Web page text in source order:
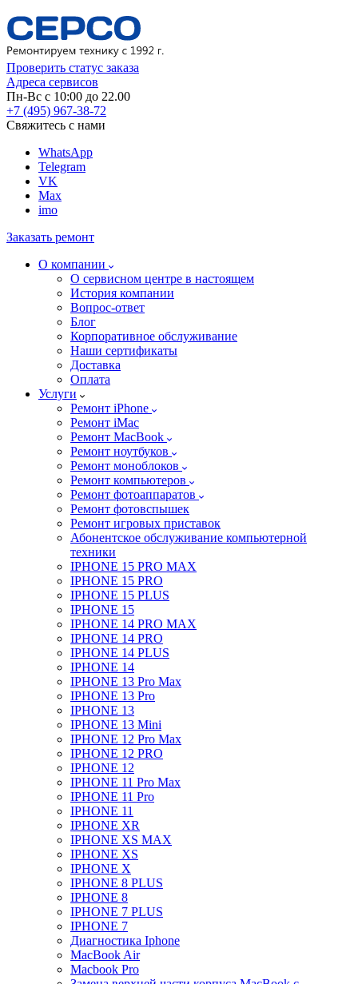
Проверить статус заказа
Адреса сервисов
Пн-Вс с 10:00 до 22.00
+7 (495) 967-38-72
Свяжитесь с нами
WhatsApp
Telegram
VK
Max
imo
Заказать ремонт
О компании
О сервисном центре в настоящем
История компании
Вопрос-ответ
Блог
Корпоративное обслуживание
Наши сертификаты
Доставка
Оплата
Услуги
Ремонт iPhone
Ремонт iMac
Ремонт MacBook
Ремонт ноутбуков
Ремонт моноблоков
Ремонт компьютеров
Ремонт фотоаппаратов
Ремонт фотовспышек
Ремонт игровых приставок
Абонентское обслуживание компьютерной
техники
IPHONE 15 PRO MAX
IPHONE 15 PRO
IPHONE 15 PLUS
IPHONE 15
IPHONE 14 PRO MAX
IPHONE 14 PRO
IPHONE 14 PLUS
IPHONE 14
IPHONE 13 Pro Max
IPHONE 13 Pro
IPHONE 13
IPHONE 13 Mini
IPHONE 12 Pro Max
IPHONE 12 PRO
IPHONE 12
IPHONE 11 Pro Max
IPHONE 11 Pro
IPHONE 11
IPHONE XR
IPHONE XS MAX
IPHONE XS
IPHONE X
IPHONE 8 PLUS
IPHONE 8
IPHONE 7 PLUS
IPHONE 7
Диагностика Iphone
MacBook Air
Macbook Pro